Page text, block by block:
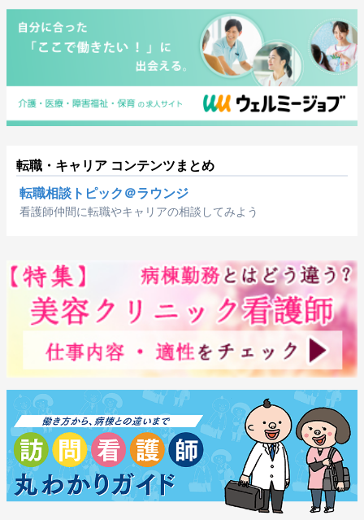
転職・キャリア コンテンツまとめ
転職相談トピック＠ラウンジ
看護師仲間に転職やキャリアの相談してみよう